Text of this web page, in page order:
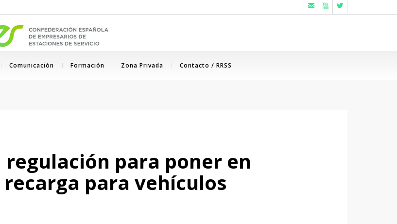
  
Comunicación Formación Zona Privada Contacto / RRSS
para poner en
para vehículos